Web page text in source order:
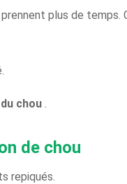
plus de
chou .
de chou
repiqués.